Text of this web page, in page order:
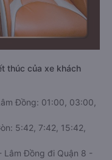
thúc của xe khách
Đồng: 01:00, 03:00,
5:42, 7:42, 15:42,
Lâm Đồng đi Quận 8 -